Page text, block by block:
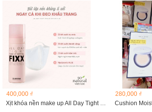
400,000 ₫
Xịt khóa nền make up All Day Tight Fixx 120ml
280,000 ₫
Cushion